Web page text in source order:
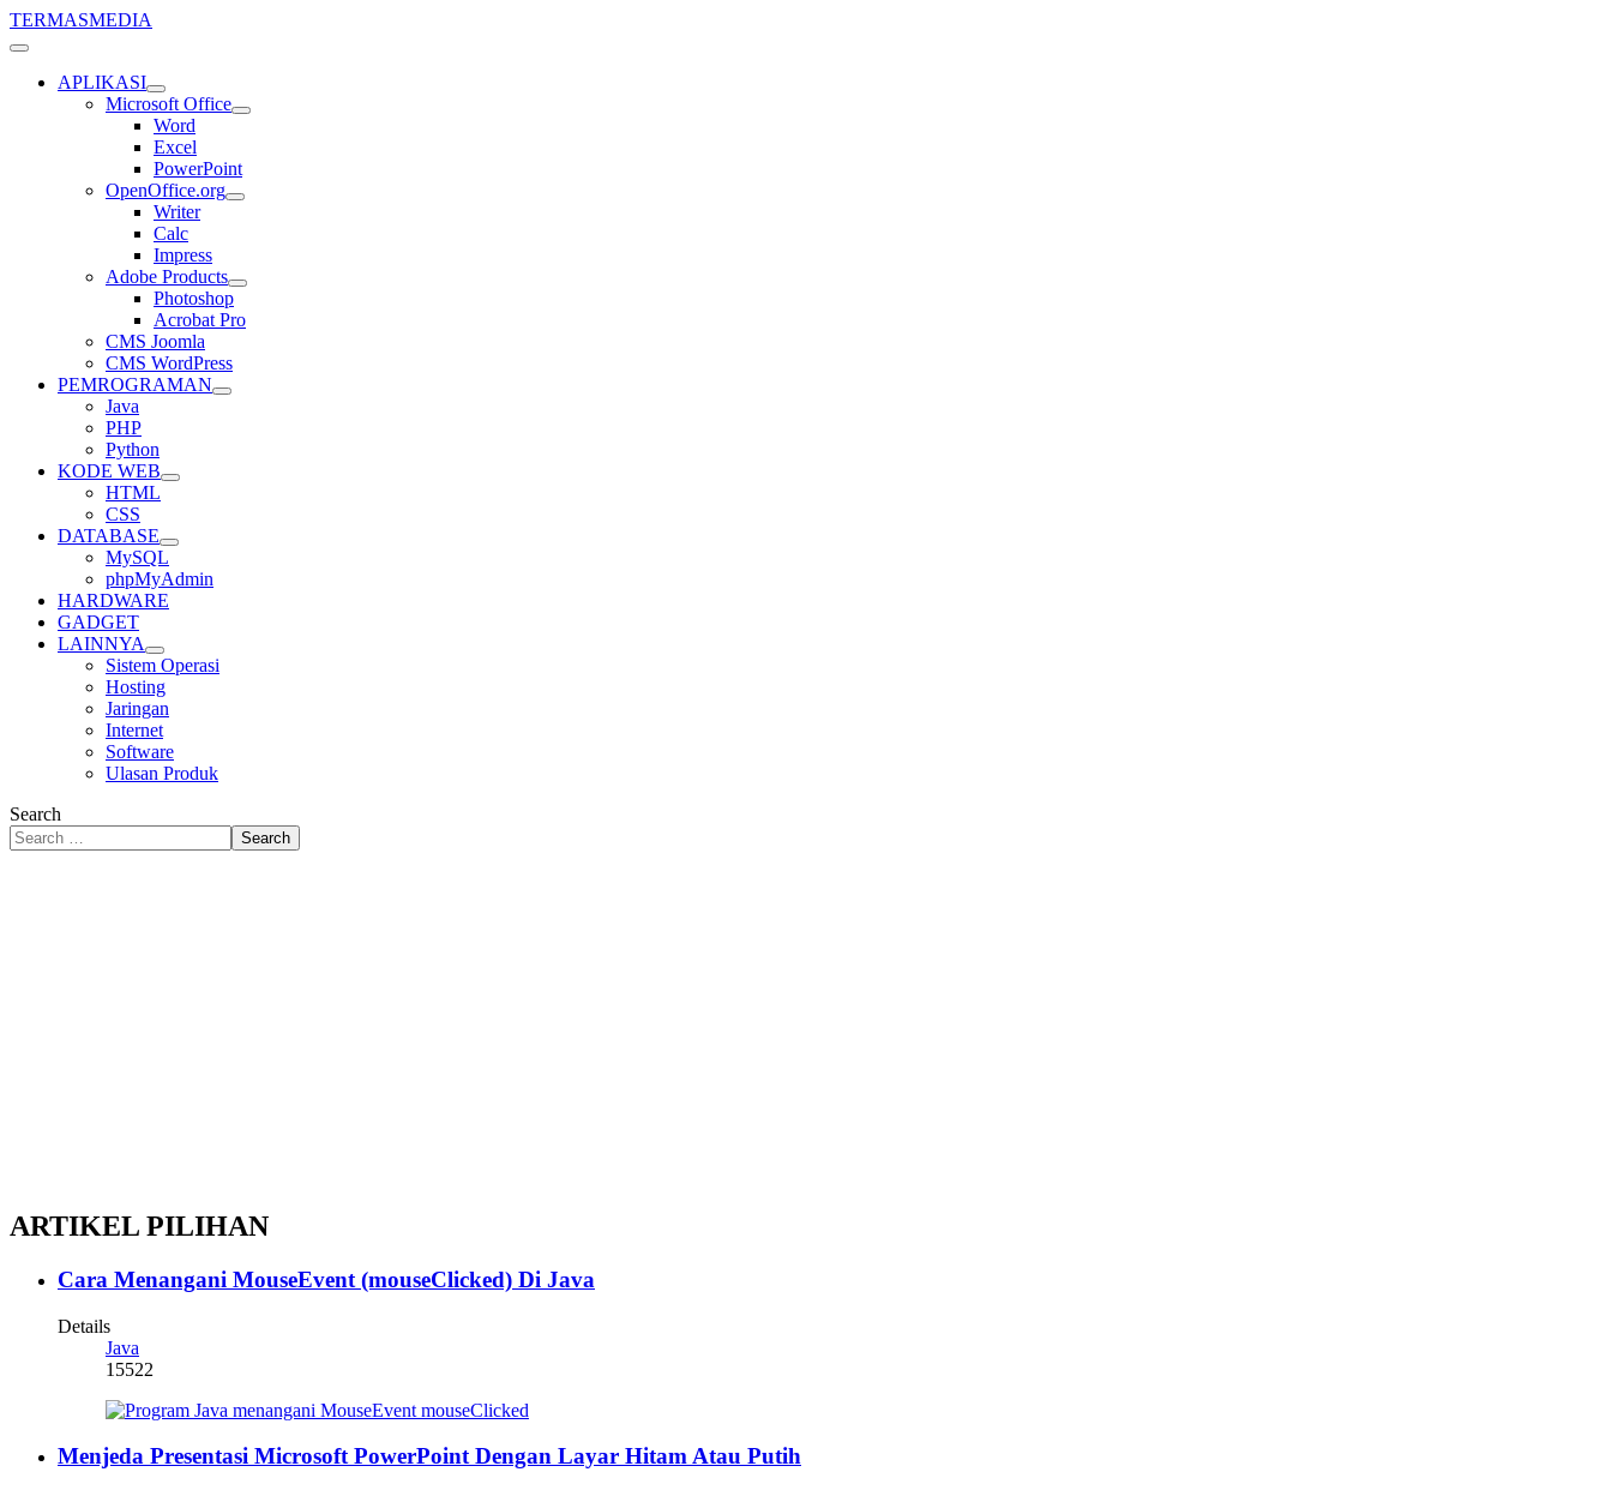
TERMASMEDIA
APLIKASI
Microsoft Office
Word
Excel
PowerPoint
OpenOffice.org
Writer
Calc
Impress
Adobe Products
Photoshop
Acrobat Pro
CMS Joomla
CMS WordPress
PEMROGRAMAN
Java
PHP
Python
KODE WEB
HTML
CSS
DATABASE
MySQL
phpMyAdmin
HARDWARE
GADGET
LAINNYA
Sistem Operasi
Hosting
Jaringan
Internet
Software
Ulasan Produk
Search
Search
ARTIKEL PILIHAN
Cara Menangani MouseEvent (mouseClicked) Di Java
Details
Java
15522
Menjeda Presentasi Microsoft PowerPoint Dengan Layar Hitam Atau Putih